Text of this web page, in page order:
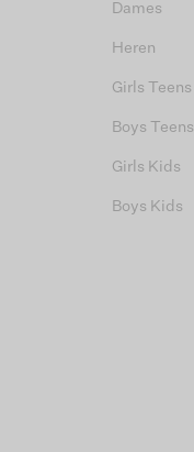
Dames
Heren
Girls Teens
Boys Teens
Girls Kids
Boys Kids